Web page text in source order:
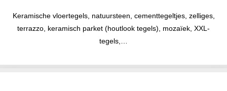
Keramische vloertegels, natuursteen, cementtegeltjes, zelliges,
terrazzo, keramisch parket (houtlook tegels), mozaïek, XXL-
tegels,…